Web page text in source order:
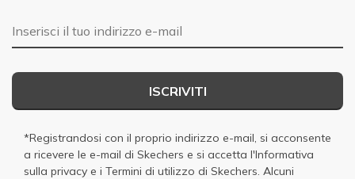
E-mail
ISCRIVITI
*Registrandosi con il proprio indirizzo e-mail, si acconsente
a ricevere le e-mail di Skechers e si accetta l'Informativa
sulla privacy e i Termini di utilizzo di Skechers . Alcuni